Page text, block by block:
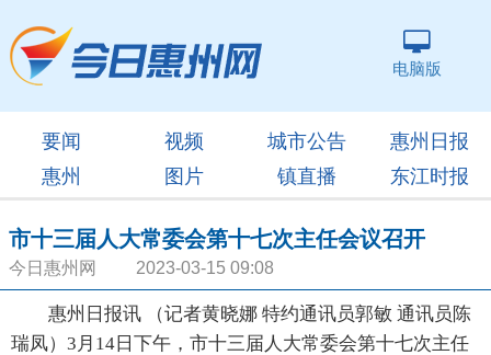
电脑版
要闻 视频 城市公告
惠州日报
惠州
图片 镇直播 东江时报
市十三届人大常委会第十七次主任会议召开
今日惠州网 2023-03-15 09:08
惠州日报讯 （记者黄晓娜 特约通讯员郭敏 通讯员陈
瑞凤）3月14日下午，市十三届人大常委会第十七次主任